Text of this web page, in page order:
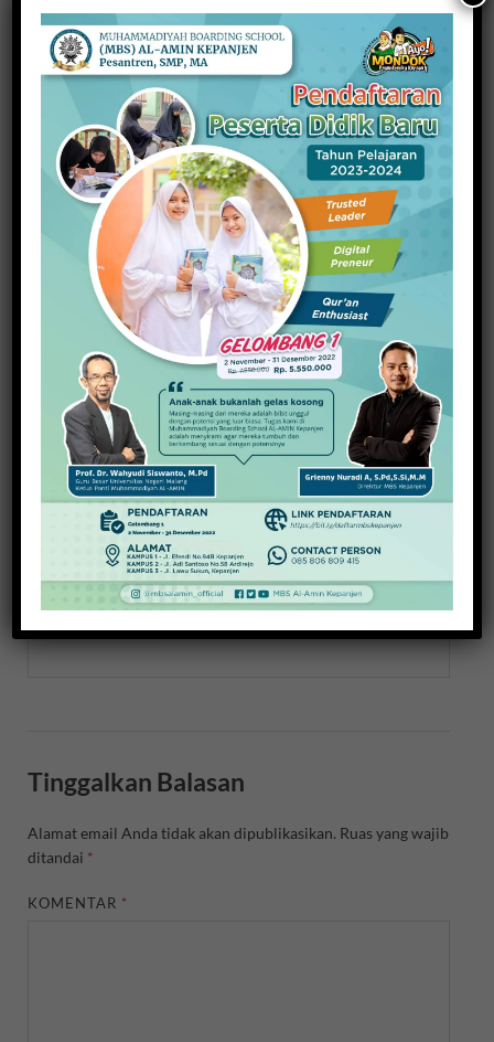
Visitasi Lomba Perpustakaan Sekolah, SMAN 1
Gondanglegi Wakili Jatim
19 Mei 2021
PREVIOUS ARTICLE
Ditetapkan Sekolah
Rujukan, SMAN 1 Turen
Perkuat Program SKS dan
Literasi
NEXT ARTICLE
Branded School Sekolah
Muhammadiyah, Seperti
Apa?
About Redaksi
View all posts by Redaksi →
Tinggalkan Balasan
Alamat email Anda tidak akan dipublikasikan. Ruas yang wajib
ditandai *
KOMENTAR *